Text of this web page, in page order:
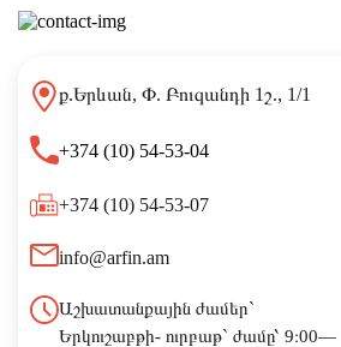
ք.Երևան, Փ. Բուզանդի 1շ., 1/1
+374 (10) 54-53-04
+374 (10) 54-53-07
info@arfin.am
Աշխատանքային ժամեր`
Երկուշաբթի- ուրբաթ` ժամը՝ 9։00—